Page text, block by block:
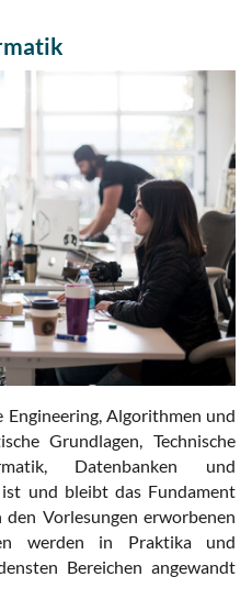
Algorithmen und
Grundlagen, Technische
Datenbanken und
und bleibt das Fundament
Vorlesungen erworbenen
werden in Praktika und
Bereichen angewandt